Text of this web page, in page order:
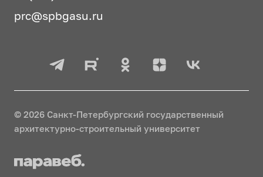
prc@spbgasu.ru
© 2026 Санкт-Петербургский государственный
архитектурно-строительный университет